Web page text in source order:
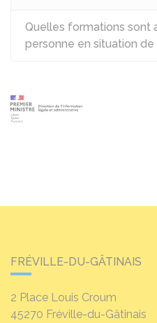
Quelles formations sont
personne en situation de
FRÉVILLE-DU-GÂTINAIS
2 Place Louis Croum
45270 Fréville-du-Gâtinais